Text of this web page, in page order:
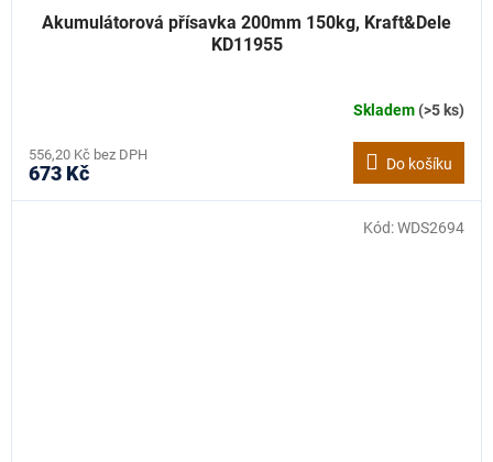
Akumulátorová přísavka 200mm 150kg, Kraft&Dele
KD11955
Skladem(>5 ks)
556,20 Kč bez DPH
673 Kč Do košíku
Kód:WDS2694